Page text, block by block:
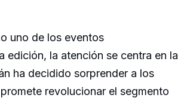
uno de los eventos
edición, la atención se centra en la
ha decidido sorprender a los
revolucionar el segmento